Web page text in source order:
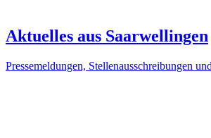
Aktuelles aus Saarwellingen
Pressemeldungen, Stellenausschreibungen